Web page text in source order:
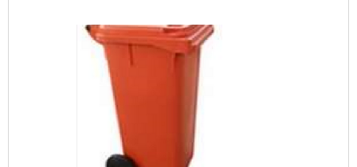
transporte de resíduos sólidos.Esse
transporte se dá a coleta de resíduos em
ambientes internos para o ambiente
externo, onde ocorrerá o descarte final.Os
contentores 120 l são utilizados em locais
como condomínios, es.